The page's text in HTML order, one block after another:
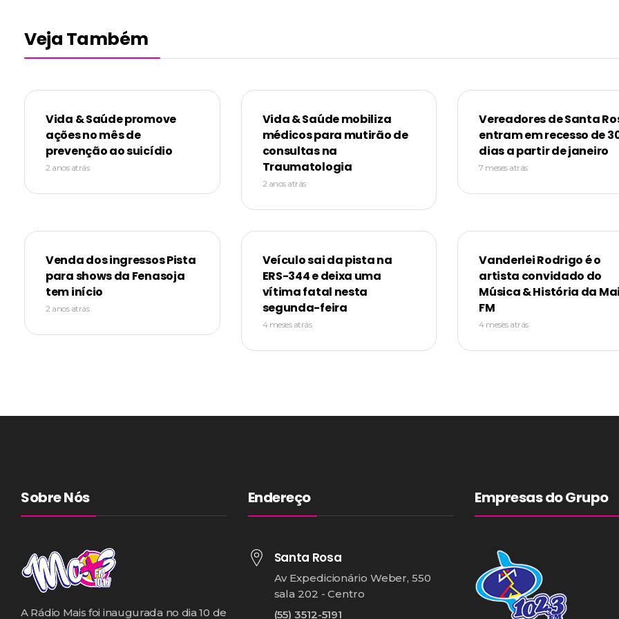
Veja Também
Vida & Saúde promove
ações no mês de
prevenção ao suicídio
2 anos atrás
Vida & Saúde mobiliza
médicos para mutirão de
consultas na
Traumatologia
2 anos atrás
Vereadores de Santa
entram em recesso de
dias a partir de janeiro
7 meses atrás
Venda dos ingressos Pista
para shows da Fenasoja
tem início
2 anos atrás
Veículo sai da pista na
ERS-344 e deixa uma
vítima fatal nesta
segunda-feira
4 meses atrás
Vanderlei Rodrigo é o
artista convidado do
Música & História da
FM
4 meses atrás
Sobre Nós
A Rádio Mais foi inaugurada no dia 10 de
Endereço
Santa Rosa
Av Expedicionário Weber, 550
sala 202 - Centro
(55) 3512-5191
Empresas do Grupo